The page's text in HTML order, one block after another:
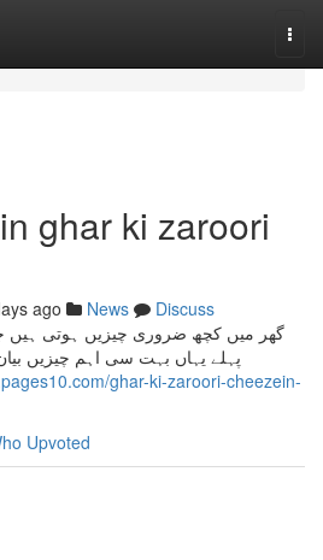
ghar ki zaroori
ago News
Discuss
پہلے یہاں بہت سی اہم چیزیں
ghar-ki-zaroori-cheezein-
Upvoted